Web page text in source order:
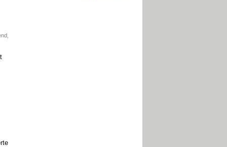
,